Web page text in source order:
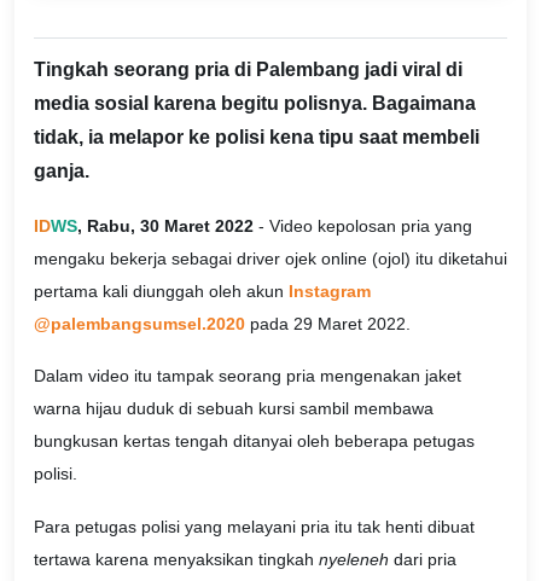
Tingkah seorang pria di Palembang jadi viral di
media sosial karena begitu polisnya. Bagaimana
tidak, ia melapor ke polisi kena tipu saat membeli
ganja.
IDWS, Rabu, 30 Maret 2022 - Video kepolosan pria yang
mengaku bekerja sebagai driver ojek online (ojol) itu diketahui
pertama kali diunggah oleh akun Instagram
@palembangsumsel.2020 pada 29 Maret 2022.
Dalam video itu tampak seorang pria mengenakan jaket
warna hijau duduk di sebuah kursi sambil membawa
bungkusan kertas tengah ditanyai oleh beberapa petugas
polisi.
Para petugas polisi yang melayani pria itu tak henti dibuat
tertawa karena menyaksikan tingkah nyeleneh dari pria